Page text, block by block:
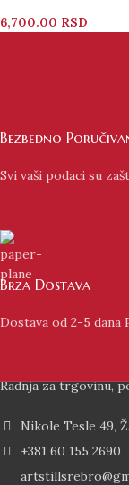
6,700.00 RSD
Bezbedno
Svi vaši podaci su
Brza Dostava
Dostava od 2-5 dana
Radnja za trgovinu,
Nikole Tesle 49,
+381 60 155 2690